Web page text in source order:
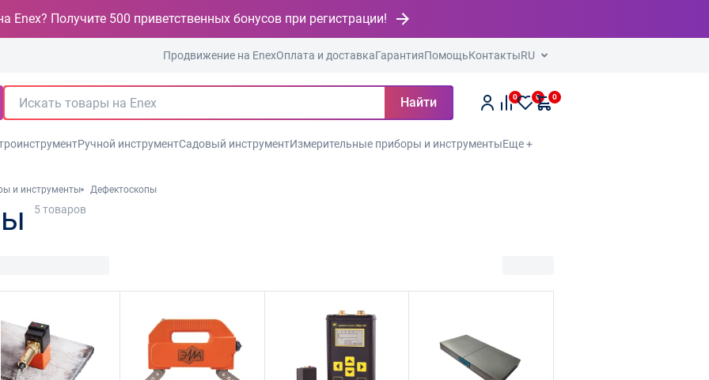
Enex? Получите 500 приветственных бонусов при регистрации!
Продвижение на EnexОплата и доставкаГарантияПомощьКонтактыRU
Найти 0 0 0
Ручной инструментСадовый инструментИзмерительные приборы и инструментыЕще +
и инструменты Дефектоскопы
5товаров